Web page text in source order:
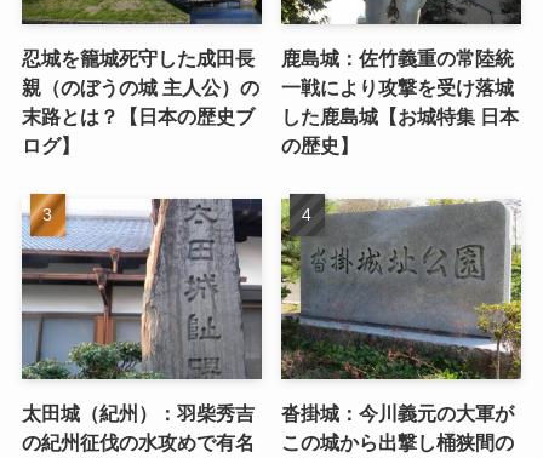
忍城を籠城死守した成田長
親（のぼうの城 主人公）の
末路とは？【日本の歴史ブ
ログ】
鹿島城：佐竹義重の常陸統
一戦により攻撃を受け落城
した鹿島城【お城特集 日本
の歴史】
太田城（紀州）：羽柴秀吉
の紀州征伐の水攻めで有名
沓掛城：今川義元の大軍が
この城から出撃し桶狭間の